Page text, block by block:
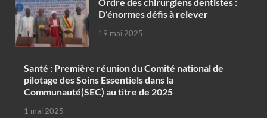
D’énormes défis à relever
19 mai 2025
Santé : Première réunion du Comité national de
pilotage des Soins Essentiels dans la
Communauté(SEC) au titre de 2025
1 mai 2025